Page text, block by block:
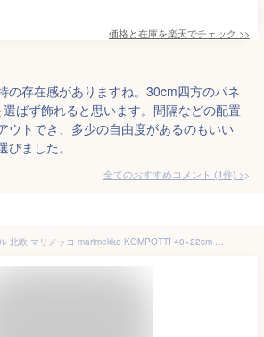
価格と在庫を楽天でチェック >>
の存在感がありますね。30cm四方のパネ
ばず飾れると思います。間隔などの配置
ウトでき、多少の自由度があるのもいい
ました。
全てのおすすめコメント (1件) >
ファブリックパネル 北欧 マリメッコ marimekko KOMPOTTI 40×22cm 厚み2.5cm 単品 ホワイト ベージュ グレー コンポッティ 北欧 マリメッコ インテリアパネル 果物リビング キッチン プレゼント アートパネル [同梱可能]